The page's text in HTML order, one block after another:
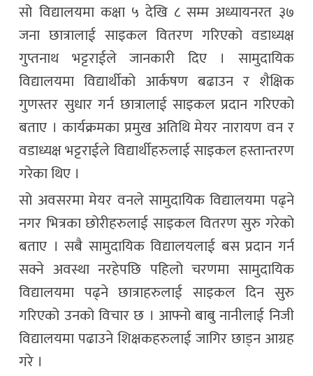
सो विद्यालयमा कक्षा ५ देखि ८ सम्म अध्यायनरत ३७
जना छात्रालाई साइकल वितरण गरिएको वडाध्यक्ष
गुप्तनाथ भट्टराईले जानकारी दिए । सामुदायिक
विद्यालयमा विद्यार्थीको आर्कषण बढाउन र शैक्षिक
गुणस्तर सुधार गर्न छात्रालाई साइकल प्रदान गरिएको
बताए । कार्यक्रमका प्रमुख अतिथि मेयर नारायण वन र
वडाध्यक्ष भट्टराईले विद्यार्थीहरुलाई साइकल हस्तान्तरण
गरेका थिए ।
सो अवसरमा मेयर वनले सामुदायिक विद्यालयमा पढ्ने
नगर भित्रका छोरीहरुलाई साइकल वितरण सुरु गरेको
बताए । सबै सामुदायिक विद्यालयलाई बस प्रदान गर्न
सक्ने अवस्था नरहेपछि पहिलो चरणमा सामुदायिक
विद्यालयमा पढ्ने छात्राहरुलाई साइकल दिन सुरु
गरिएको उनको विचार छ । आफ्नो बाबु नानीलाई निजी
विद्यालयमा पढाउने शिक्षकहरुलाई जागिर छाड्न आग्रह
गरे ।